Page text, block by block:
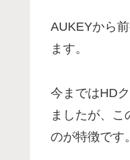
AUKEYから
ます。
今まではHD
ましたが、
のが特徴です。